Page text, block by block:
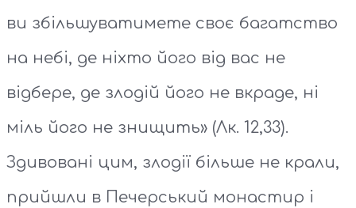
ви збільшуватимете своє багатство
на небі, де ніхто його від вас не
відбере, де злодій його не вкраде, ні
міль його не знищить» (Лк. 12,33).
Здивовані цим, злодії більше не крали,
прийшли в Печерський монастир і